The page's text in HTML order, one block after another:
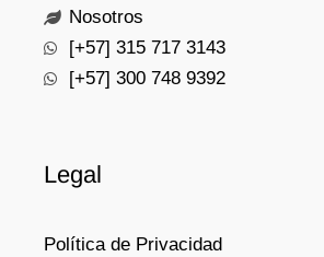
Nosotros
[+57] 315 717 3143
[+57] 300 748 9392
Legal
Política de Privacidad